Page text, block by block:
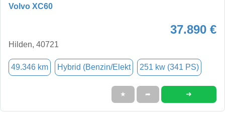
Volvo XC60
37.890 €
Hilden, 40721
49.346 km Hybrid (Benzin/Elekt 251 kw (341 PS)
★ ➦ ➜